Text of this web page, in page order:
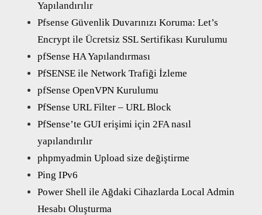
Yapılandırılır
Pfsense Güvenlik Duvarınızı Koruma: Let’s
Encrypt ile Ücretsiz SSL Sertifikası Kurulumu
pfSense HA Yapılandırması
PfSENSE ile Network Trafiği İzleme
pfSense OpenVPN Kurulumu
PfSense URL Filter – URL Block
PfSense’te GUI erişimi için 2FA nasıl
yapılandırılır
phpmyadmin Upload size değiştirme
Ping IPv6
Power Shell ile Ağdaki Cihazlarda Local Admin
Hesabı Oluşturma